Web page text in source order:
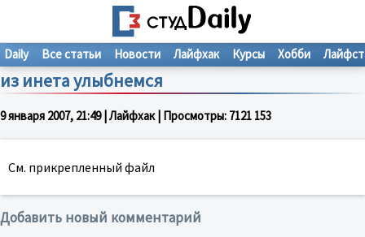
из инета улыбнемся
9 января 2007, 21:49| Лайфхак | Просмотры: 7121 153
Daily Все статьи Новости Лайфхак Курсы Хобби
См. прикрепленный файл
Добавить новый комментарий